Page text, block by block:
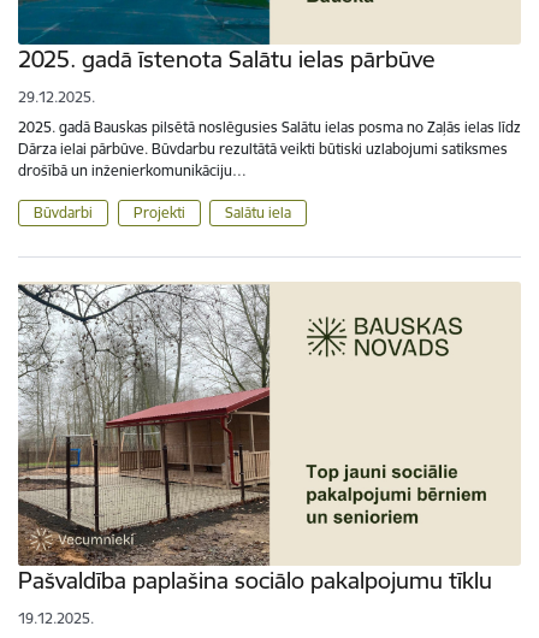
2025. gadā īstenota Salātu ielas pārbūve
29.12.2025.
2025. gadā Bauskas pilsētā noslēgusies Salātu ielas posma no Zaļās ielas līdz
Dārza ielai pārbūve. Būvdarbu rezultātā veikti būtiski uzlabojumi satiksmes
drošībā un inženierkomunikāciju…
Būvdarbi Projekti Salātu iela
Pašvaldība paplašina sociālo pakalpojumu tīklu
19.12.2025.